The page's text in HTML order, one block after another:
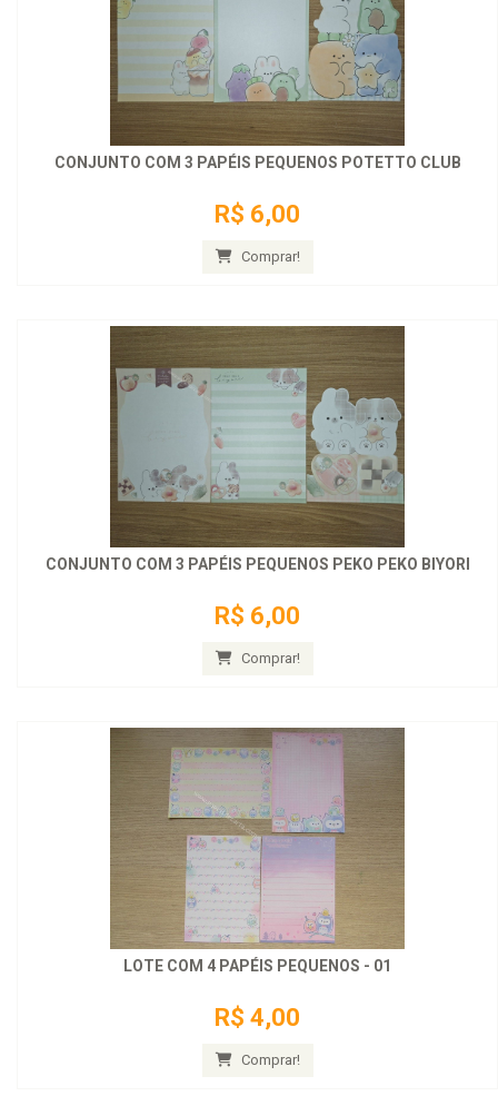
CONJUNTO COM 3 PAPÉIS PEQUENOS POTETTO CLUB
R$ 6,00
Comprar!
CONJUNTO COM 3 PAPÉIS PEQUENOS PEKO PEKO BIYORI
R$ 6,00
Comprar!
LOTE COM 4 PAPÉIS PEQUENOS - 01
R$ 4,00
Comprar!